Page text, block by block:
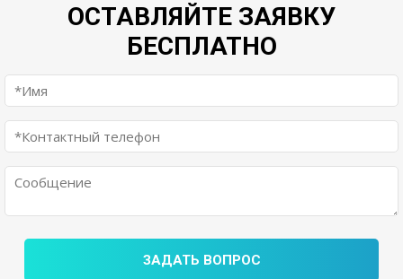
ОСТАВЛЯЙТЕ ЗАЯВКУ
БЕСПЛАТНО
ЗАДАТЬ ВОПРОС